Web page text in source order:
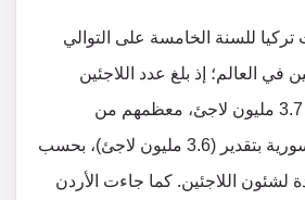
2018 كانت تركيا للسنة الخامسة على التوالي
في العالم؛ إذ بلغ عدد اللاجئين
المقيمين فيها حوالي 3.7 مليون لاجئ، معظمهم من
الجمهورية العربية السورية بتقدير (3.6 مليون لاجئ)، بحسب
لشئون اللاجئين. كما جاءت الأردن